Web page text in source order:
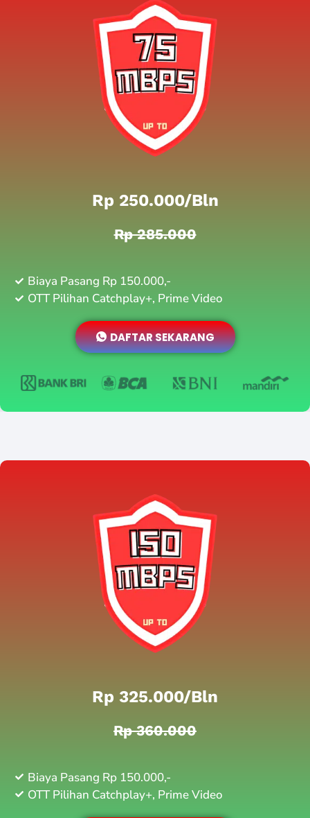
Rp 250.000/bln
Rp 285.000
Biaya Pasang Rp 150.000,-
OTT Pilihan Catchplay+, Prime Video
DAFTAR SEKARANG
Rp 325.000/bln
Rp 360.000
Biaya Pasang Rp 150.000,-
OTT Pilihan Catchplay+, Prime Video